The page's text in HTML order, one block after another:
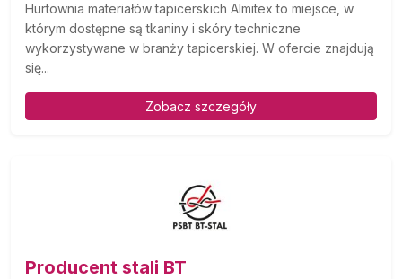
Hurtownia materiałów tapicerskich Almitex to miejsce, w
którym dostępne są tkaniny i skóry techniczne
wykorzystywane w branży tapicerskiej. W ofercie znajdują
się...
Zobacz szczegóły
Producent stali BT